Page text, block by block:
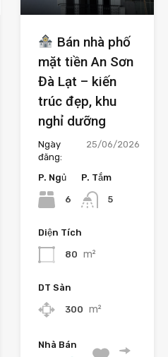
Bán nhà phố
mặt tiền An Sơn
Đà Lạt – kiến
trúc đẹp, khu
nghỉ dưỡng
Ngày
đăng:
25/06/2026
P. Ngủ
6
P. Tắm
5
Diện Tích
80 m²
DT Sàn
300 m²
Nhà Bán